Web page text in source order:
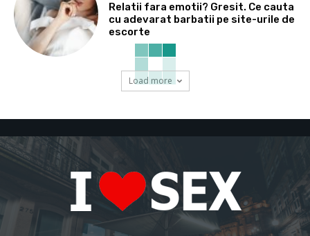
Relatii fara emotii? Gresit. Ce cauta
cu adevarat barbatii pe site-urile de
escorte
Load more